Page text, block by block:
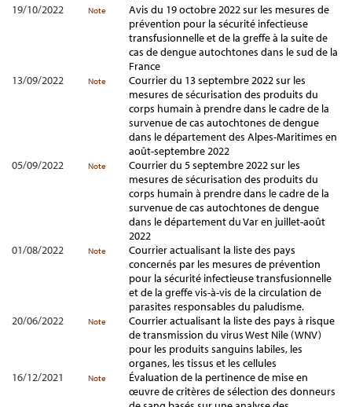
19/10/2022
Note
Avis du 19 octobre 2022 sur les mesures de
prévention pour la sécurité infectieuse
transfusionnelle et de la greffe à la suite de
cas de dengue autochtones dans le sud de la
France
13/09/2022
Note
Courrier du 13 septembre 2022 sur les
mesures de sécurisation des produits du
corps humain à prendre dans le cadre de la
survenue de cas autochtones de dengue
dans le département des Alpes-Maritimes en
août-septembre 2022
05/09/2022
Note
Courrier du 5 septembre 2022 sur les
mesures de sécurisation des produits du
corps humain à prendre dans le cadre de la
survenue de cas autochtones de dengue
dans le département du Var en juillet-août
2022
01/08/2022
Note
Courrier actualisant la liste des pays
concernés par les mesures de prévention
pour la sécurité infectieuse transfusionnelle
et de la greffe vis-à-vis de la circulation de
parasites responsables du paludisme.
20/06/2022
Note
Courrier actualisant la liste des pays à risque
de transmission du virus West Nile (WNV)
pour les produits sanguins labiles, les
organes, les tissus et les cellules
16/12/2021
Note
Évaluation de la pertinence de mise en
œuvre de critères de sélection des donneurs